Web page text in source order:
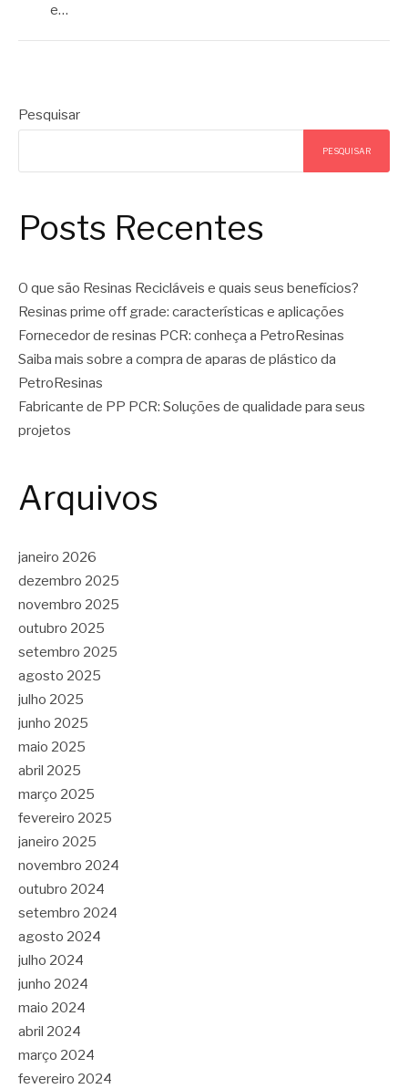
e…
Pesquisar
PESQUISAR
Posts Recentes
O que são Resinas Recicláveis e quais seus benefícios?
Resinas prime off grade: características e aplicações
Fornecedor de resinas PCR: conheça a PetroResinas
Saiba mais sobre a compra de aparas de plástico da
PetroResinas
Fabricante de PP PCR: Soluções de qualidade para seus
projetos
Arquivos
janeiro 2026
dezembro 2025
novembro 2025
outubro 2025
setembro 2025
agosto 2025
julho 2025
junho 2025
maio 2025
abril 2025
março 2025
fevereiro 2025
janeiro 2025
novembro 2024
outubro 2024
setembro 2024
agosto 2024
julho 2024
junho 2024
maio 2024
abril 2024
março 2024
fevereiro 2024